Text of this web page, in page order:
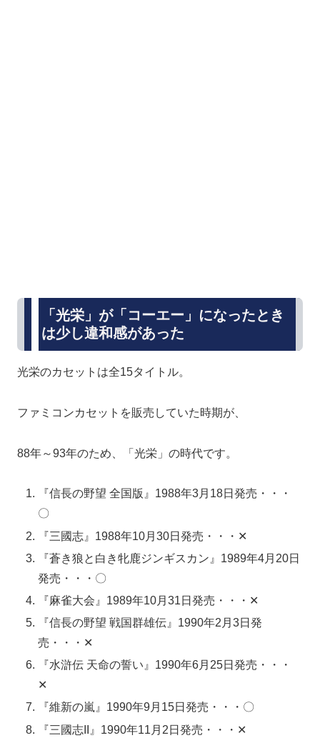
「光栄」が「コーエー」になったとき
は少し違和感があった
光栄のカセットは全15タイトル。
ファミコンカセットを販売していた時期が、
88年～93年のため、「光栄」の時代です。
『信長の野望 全国版』1988年3月18日発売・・・
〇
『三國志』1988年10月30日発売・・・✕
『蒼き狼と白き牝鹿ジンギスカン』1989年4月20日
発売・・・〇
『麻雀大会』1989年10月31日発売・・・✕
『信長の野望 戦国群雄伝』1990年2月3日発
売・・・✕
『水滸伝 天命の誓い』1990年6月25日発売・・・
✕
『維新の嵐』1990年9月15日発売・・・〇
『三國志II』1990年11月2日発売・・・✕